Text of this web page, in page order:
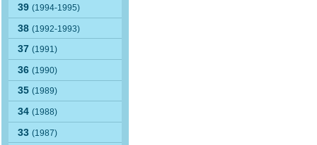
39(1994-1995)
38(1992-1993)
37(1991)
36(1990)
35(1989)
34(1988)
33(1987)